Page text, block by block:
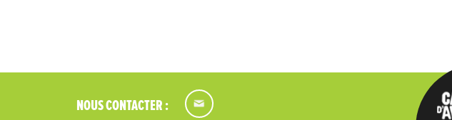
NOUS CONTACTER :